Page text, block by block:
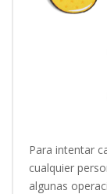
Para intentar
cualquier
algunas